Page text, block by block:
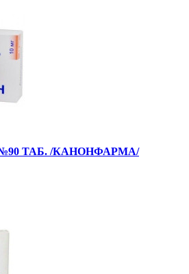
ТАБ. /КАНОНФАРМА/